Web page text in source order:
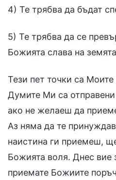
4) Те трябва да бъдат
5) Те трябва да се
Божията слава на
Тези пет точки са Моите
Думите Ми са
ако не желаеш да
Аз няма да те
наистина ги приемеш,
Божията воля. Днес вие
приемате Божиите